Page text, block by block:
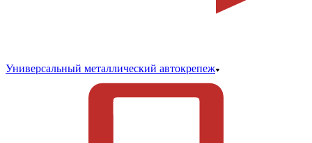
Универсальный металлический автокрепеж